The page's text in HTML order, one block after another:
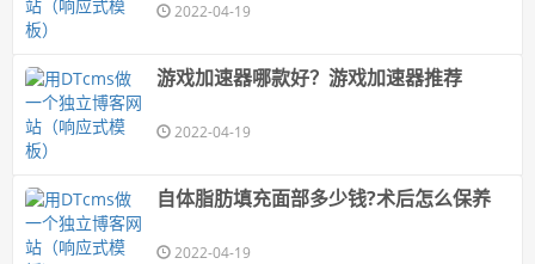
2022-04-19
游戏加速器哪款好？游戏加速器推荐
2022-04-19
自体脂肪填充面部多少钱?术后怎么保养
2022-04-19